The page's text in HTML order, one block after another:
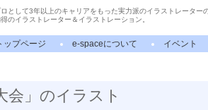
ロとして3年以上のキャリアをもった実力派のイラストレーター
のイラストレーター＆イラストレーション。
ップページ e-spaceについて イベント
会」のイラスト